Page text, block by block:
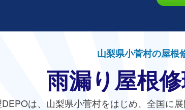
山梨県小菅村の屋根
雨漏り屋根
は、山梨県小菅村をはじめ、全国に